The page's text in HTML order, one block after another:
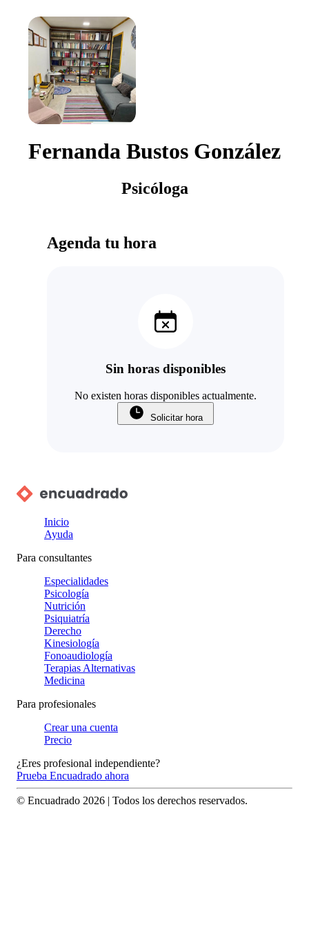
Fernanda Bustos González
Psicóloga
Agenda tu hora
Sin horas disponibles
No existen horas disponibles actualmente.
Solicitar hora
Inicio
Ayuda
Para consultantes
Especialidades
Psicología
Nutrición
Psiquiatría
Derecho
Kinesiología
Fonoaudiología
Terapias Alternativas
Medicina
Para profesionales
Crear una cuenta
Precio
¿Eres profesional independiente?
Prueba Encuadrado ahora
© Encuadrado 2026 | Todos los derechos reservados.